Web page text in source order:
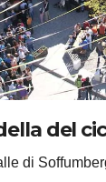
del
di